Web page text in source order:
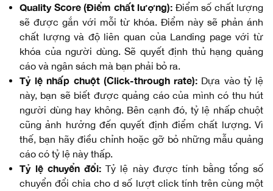
Quality Score (Điểm chất lượng): Điểm số chất lượng
sẽ được gắn với mỗi từ khóa. Điểm này sẽ phản ánh
chất lượng và độ liên quan của Landing page với từ
khóa của người dùng. Sẽ quyết định thủ hạng quảng
cáo và ngân sách mà bạn phải bỏ ra.
Tỷ lệ nhấp chuột (Click-through rate): Dựa vào tỷ lệ
này, bạn sẽ biết được quảng cáo của mình có thu hút
người dùng hay không. Bên cạnh đó, tỷ lệ nhấp chuột
cũng ảnh hưởng đến quyết định điểm chất lượng. Vì
thế, bạn hãy điều chỉnh hoặc gỡ bỏ những mẫu quảng
cáo có tỷ lệ này thấp.
Tỷ lệ chuyển đổi: Tỷ lệ này được tính bằng tổng số
chuyển đổi chia cho d số lượt click tính trên cùng một